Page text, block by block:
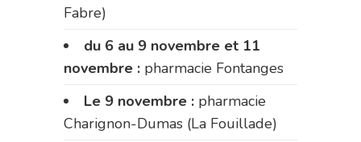
Fabre)
du 6 au 9 novembre et 11
novembre : pharmacie Fontanges
Le 9 novembre : pharmacie
Charignon-Dumas (La Fouillade)